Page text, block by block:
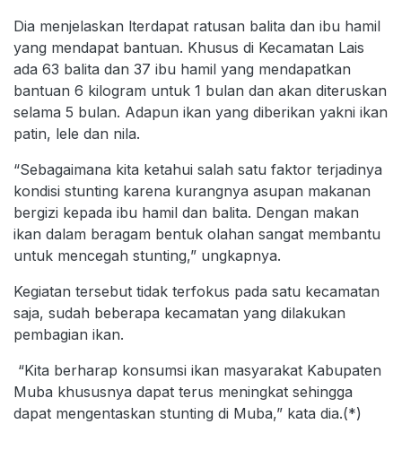
Dia menjelaskan lterdapat ratusan balita dan ibu hamil
yang mendapat bantuan. Khusus di Kecamatan Lais
ada 63 balita dan 37 ibu hamil yang mendapatkan
bantuan 6 kilogram untuk 1 bulan dan akan diteruskan
selama 5 bulan. Adapun ikan yang diberikan yakni ikan
patin, lele dan nila.
“Sebagaimana kita ketahui salah satu faktor terjadinya
kondisi stunting karena kurangnya asupan makanan
bergizi kepada ibu hamil dan balita. Dengan makan
ikan dalam beragam bentuk olahan sangat membantu
untuk mencegah stunting,” ungkapnya.
Kegiatan tersebut tidak terfokus pada satu kecamatan
saja, sudah beberapa kecamatan yang dilakukan
pembagian ikan.
“Kita berharap konsumsi ikan masyarakat Kabupaten
Muba khususnya dapat terus meningkat sehingga
dapat mengentaskan stunting di Muba,” kata dia.(*)